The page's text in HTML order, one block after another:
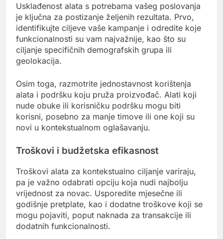
Usklađenost alata s potrebama vašeg poslovanja
je ključna za postizanje željenih rezultata. Prvo,
identifikujte ciljeve vaše kampanje i odredite koje
funkcionalnosti su vam najvažnije, kao što su
ciljanje specifičnih demografskih grupa ili
geolokacija.
Osim toga, razmotrite jednostavnost korištenja
alata i podršku koju pruža proizvođač. Alati koji
nude obuke ili korisničku podršku mogu biti
korisni, posebno za manje timove ili one koji su
novi u kontekstualnom oglašavanju.
Troškovi i budžetska efikasnost
Troškovi alata za kontekstualno ciljanje variraju,
pa je važno odabrati opciju koja nudi najbolju
vrijednost za novac. Usporedite mjesečne ili
godišnje pretplate, kao i dodatne troškove koji se
mogu pojaviti, poput naknada za transakcije ili
dodatnih funkcionalnosti.